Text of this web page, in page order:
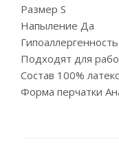
Размер S
Напыление Да
Подходят для
Состав 100%
Форма перчатки